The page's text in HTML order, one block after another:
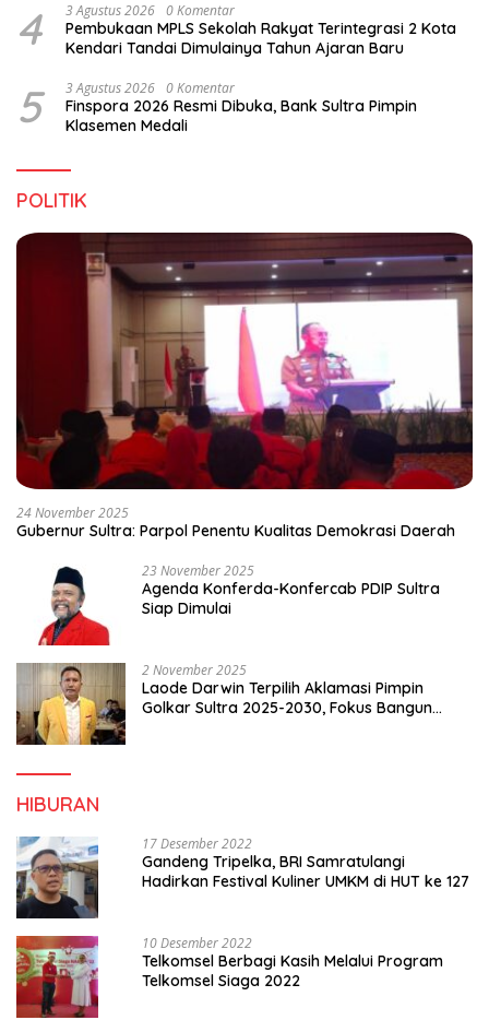
4 3 Agustus 2026 0 Komentar
Pembukaan MPLS Sekolah Rakyat Terintegrasi 2 Kota
Kendari Tandai Dimulainya Tahun Ajaran Baru
5 3 Agustus 2026 0 Komentar
Finspora 2026 Resmi Dibuka, Bank Sultra Pimpin
Klasemen Medali
POLITIK
24 November 2025
Gubernur Sultra: Parpol Penentu Kualitas Demokrasi Daerah
23 November 2025
Agenda Konferda-Konfercab PDIP Sultra
Siap Dimulai
2 November 2025
Laode Darwin Terpilih Aklamasi Pimpin
Golkar Sultra 2025-2030, Fokus Bangun
HIBURAN
17 Desember 2022
Gandeng Tripelka, BRI Samratulangi
Hadirkan Festival Kuliner UMKM di HUT ke 127
10 Desember 2022
Telkomsel Berbagi Kasih Melalui Program
Telkomsel Siaga 2022